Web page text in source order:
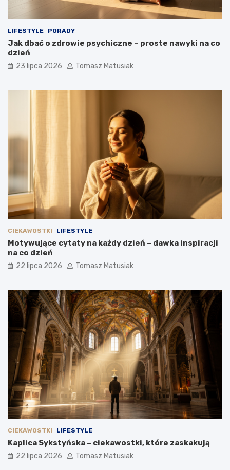
LIFESTYLE PORADY
Jak dbać o zdrowie psychiczne – proste nawyki na co
dzień
23 lipca 2026 Tomasz Matusiak
CIEKAWOSTKI LIFESTYLE
Motywujące cytaty na każdy dzień – dawka inspiracji
na co dzień
22 lipca 2026 Tomasz Matusiak
CIEKAWOSTKI LIFESTYLE
Kaplica Sykstyńska – ciekawostki, które zaskakują
22 lipca 2026 Tomasz Matusiak